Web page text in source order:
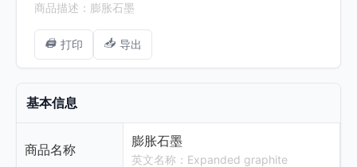
商品描述：膨胀石墨
🖨️ 打印 📥 导出
基本信息
商品名称
膨胀石墨
英文名称：Expanded graphite